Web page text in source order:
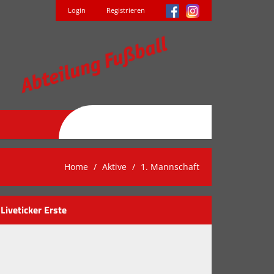
Login Registrieren
Home Aktive 1. Mannschaft
Liveticker Erste